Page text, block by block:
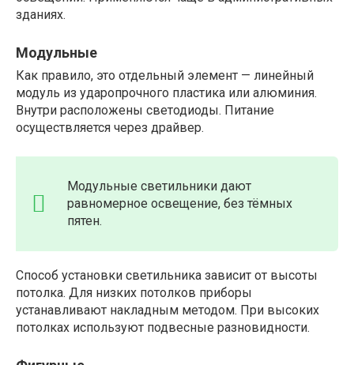
зданиях.
Модульные
Как правило, это отдельный элемент — линейный
модуль из ударопрочного пластика или алюминия.
Внутри расположены светодиоды. Питание
осуществляется через драйвер.
Модульные светильники дают
равномерное освещение, без тёмных
пятен.
Способ установки светильника зависит от высоты
потолка. Для низких потолков приборы
устанавливают накладным методом. При высоких
потолках используют подвесные разновидности.